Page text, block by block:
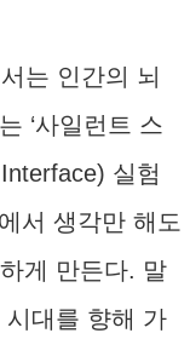
는 인간의 뇌
‘사일런트 스
실험
서 생각만 해도
게 만든다. 말
시대를 향해 가